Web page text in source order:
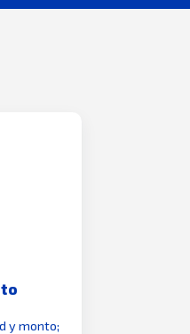
y monto;